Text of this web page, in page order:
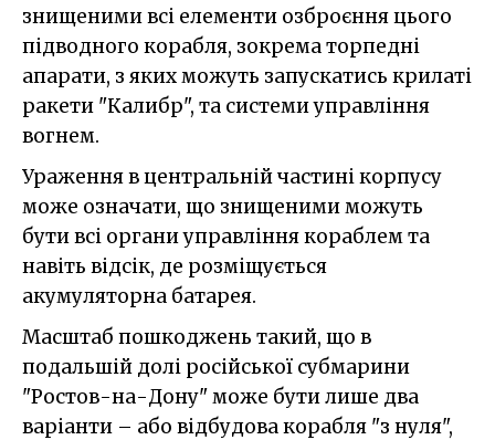
знищеними всі елементи озброєння цього
підводного корабля, зокрема торпедні
апарати, з яких можуть запускатись крилаті
ракети "Калибр", та системи управління
вогнем.
Ураження в центральній частині корпусу
може означати, що знищеними можуть
бути всі органи управління кораблем та
навіть відсік, де розміщується
акумуляторна батарея.
Масштаб пошкоджень такий, що в
подальшій долі російської субмарини
"Ростов-на-Дону" може бути лише два
варіанти – або відбудова корабля "з нуля",